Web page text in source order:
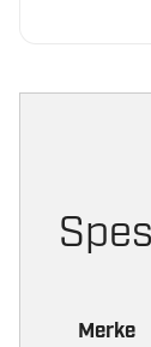
Merke